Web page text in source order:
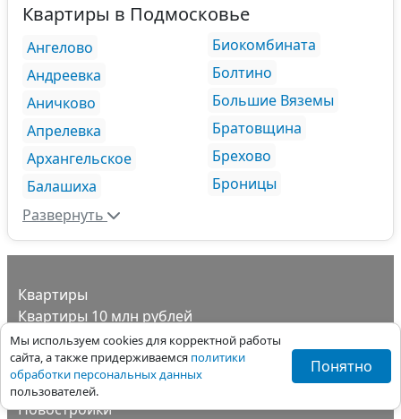
Мы используем cookies для корректной работы
сайта, а также придерживаемся политики
обработки персональных данных
пользователей.
Понятно
Квартиры в Подмосковье
Ангелово
Андреевка
Аничково
Апрелевка
Архангельское
Балашиха
Биокомбината
Болтино
Большие Вяземы
Братовщина
Брехово
Броницы
Развернуть
Квартиры
Квартиры 10 млн рублей
Квартиры 15 млн рублей
Квартиры 20 млн рублей
Квартиры 30 млн рублей
Новостройки